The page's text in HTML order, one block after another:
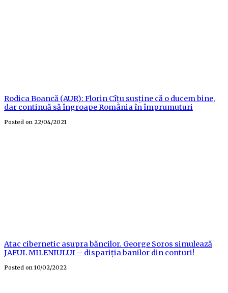
Rodica Boancă (AUR): Florin Cîțu susține că o ducem bine,
dar continuă să îngroape România în împrumuturi
Posted on 22/04/2021
Atac cibernetic asupra băncilor. George Soros simulează
JAFUL MILENIULUI – dispariția banilor din conturi!
Posted on 10/02/2022